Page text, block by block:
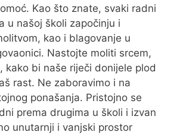
Kao što znate, svaki radni
u našoj školi započinju i
kao i blagovanje u
Nastojte moliti srcem,
kako bi naše riječi donijele plod
rast. Ne zaboravimo i na
ponašanja. Pristojno se
prema drugima u školi i izvan
unutarnji i vanjski prostor